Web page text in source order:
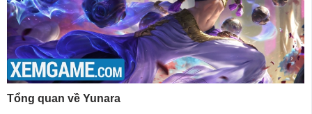
Tổng quan về Yunara